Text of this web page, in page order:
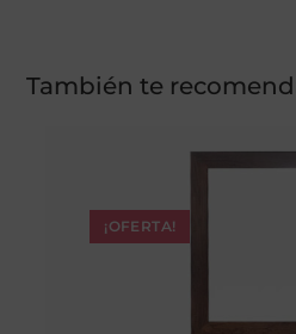
También te
¡OFERTA!